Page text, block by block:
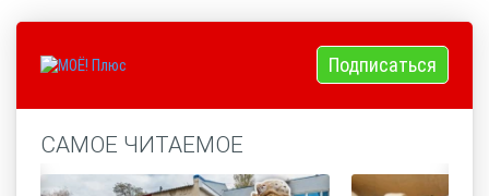
Подписаться
САМОЕ ЧИТАЕМОЕ